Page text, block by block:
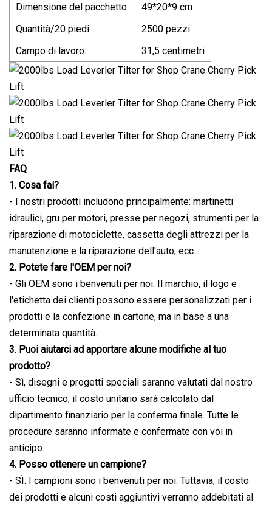
Dimensione del pacchetto:
49*20*9 cm
Quantità/20 piedi:
2500 pezzi
Campo di lavoro:
31,5 centimetri
FAQ
1. Cosa fai?
- I nostri prodotti includono principalmente: martinetti
idraulici, gru per motori, presse per negozi, strumenti per la
riparazione di motociclette, cassetta degli attrezzi per la
manutenzione e la riparazione dell'auto, ecc...
2. Potete fare l'OEM per noi?
- Gli OEM sono i benvenuti per noi. Il marchio, il logo e
l'etichetta dei clienti possono essere personalizzati per i
prodotti e la confezione in cartone, ma in base a una
determinata quantità.
3. Puoi aiutarci ad apportare alcune modifiche al tuo
prodotto?
- Sì, disegni e progetti speciali saranno valutati dal nostro
ufficio tecnico, il costo unitario sarà calcolato dal
dipartimento finanziario per la conferma finale. Tutte le
procedure saranno informate e confermate con voi in
anticipo.
4. Posso ottenere un campione?
- SÌ. I campioni sono i benvenuti per noi. Tuttavia, il costo
dei prodotti e alcuni costi aggiuntivi verranno addebitati al